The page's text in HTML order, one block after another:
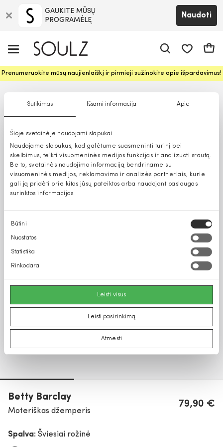
Sutikimas Išsami informacija Apie
Šioje svetainėje naudojami slapukai
Naudojame slapukus, kad galėtume suasmeninti turinį bei
skelbimus, teikti visuomeninės medijos funkcijas ir analizuoti srautą.
Be to, svetainės naudojimo informaciją bendriname su
visuomeninės medijos, reklamavimo ir analizės partneriais, kurie
gali ją pridėti prie kitos jūsų pateiktos arba naudojant paslaugas
surinktos informacijos.
Sutikimo
pasirinkimas
Būtini
Nuostatos
Statistika
Rinkodara
Leisti visus
Leisti pasirinkimą
Atmesti
GAUKITE MŪSŲ
PROGRAMĖLĘ
Naudoti
Prenumeruokite mūsų naujienlaiškį ir pirmieji sužinokite apie išpardavimus!
Betty Barclay
Moteriškas džemperis
79,90 €
Spalva: Šviesiai rožinė